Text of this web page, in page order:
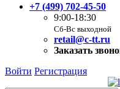
+7 (499) 702-45-50
9:00-18:30
Сб-Вс выходной
retail@c-tt.ru
Заказать
Войти Регистрация